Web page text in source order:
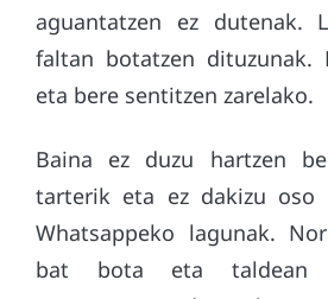
aguantatzen ez dutenak.
faltan botatzen dituzunak.
eta bere sentitzen zarelako.
Baina ez duzu hartzen
tarterik eta ez dakizu oso
Whatsappeko lagunak.
bat bota eta taldean